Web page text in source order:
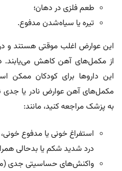
طعم فلزی در دهان؛
تیره یا سیاه‌شدن مدفوع.
این عوارض اغلب موقتی هستند و
از مکمل‌های آهن کاهش
این داروها برای کودکان ممکن
مکمل‌های آهن عوارض نادر یا جدی
به پزشک مراجعه کنید، مانند:
استفراغ خونی یا مدفوع
درد شدید شکم یا بدحالی
واکنش‌های حساسیتی جدی